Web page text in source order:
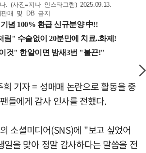
. (사진=지나 인스타그램) 2025.09.13.
판매 및 DB 금지
기자 = 성매매 논란으로 활동을 중
들에게 감사 인사를 전했다.
소셜미디어(SNS)에 "보고 싶었어
일을 맞아 정말 감사하다는 말씀을 전